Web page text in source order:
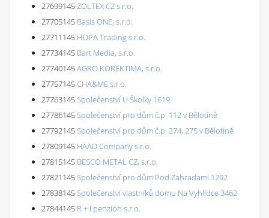
27699145ZOLTEX CZ s.r.o.
27705145 Basis ONE, s.r.o.
27711145 HOPA Trading s.r.o.
27734145 Bart Media, s.r.o.
27740145AGRO KOREKTIMA, s.r.o.
27757145CHA&ME s.r.o.
27763145Společenství U Školky 1619
27786145Společenství pro dům č.p. 112 v Bělotíně
27792145Společenství pro dům č.p. 274, 275 v Bělotíně
27809145 HAAD Company s.r.o.
27815145 BESCO METAL CZ, s.r.o.
27821145Společenství pro dům Pod Zahradami 1292
27838145Společenství vlastníků domu Na Vyhlídce 3462
27844145 R + I penzion s.r.o.